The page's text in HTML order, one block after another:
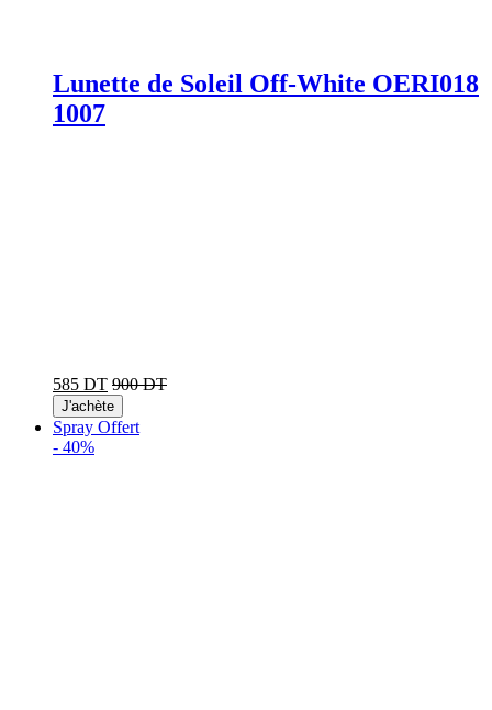
Lunette de Soleil Off-White OERI018
1007
585 DT 900 DT
J'achète
Spray Offert
- 40%